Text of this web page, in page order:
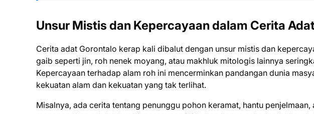
Unsur Mistis dan Kepercayaan dalam Cerita
Cerita adat Gorontalo kerap kali dibalut dengan unsur mistis dan
gaib seperti jin, roh nenek moyang, atau makhluk mitologis lainnya
Kepercayaan terhadap alam roh ini mencerminkan pandangan dunia
kekuatan alam dan kekuatan yang tak terlihat.
Misalnya, ada cerita tentang penunggu pohon keramat, hantu